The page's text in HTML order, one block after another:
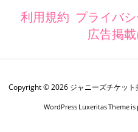
利用規約 プライバ
広告掲
Copyright ©2026 ジャニーズチケッ
WordPress Luxeritas Theme